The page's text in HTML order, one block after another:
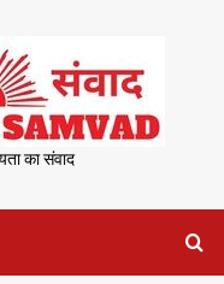
का संवाद